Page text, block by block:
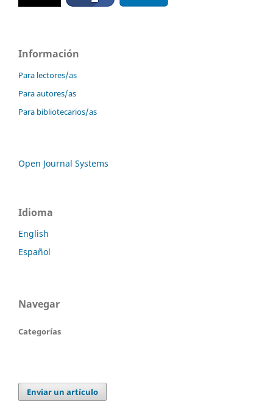
Información
Para lectores/as
Para autores/as
Para bibliotecarios/as
Open Journal Systems
Idioma
English
Español
Navegar
Categorías
Enviar un artículo